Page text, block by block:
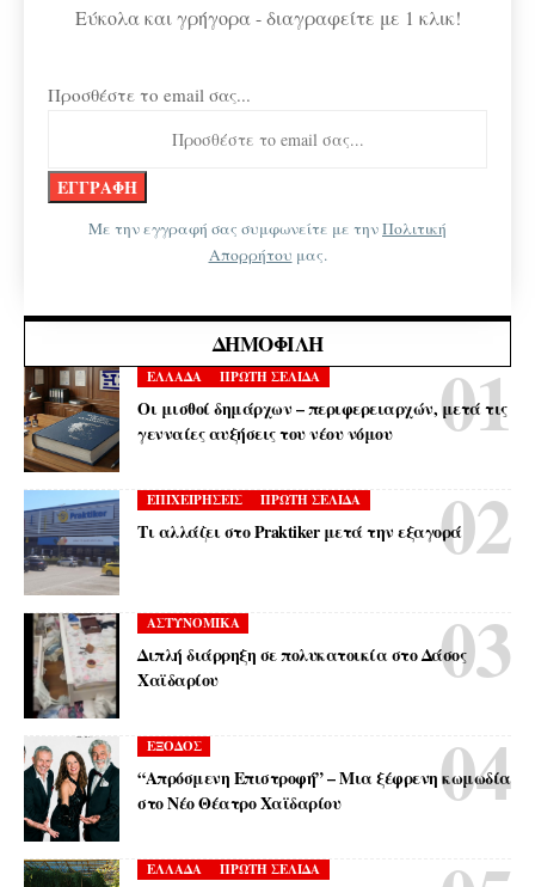
Εύκολα και γρήγορα - διαγραφείτε με 1 κλικ!
Προσθέστε το email σας...
Με την εγγραφή σας συμφωνείτε με τηνΠολιτική
Απορρήτου μας.
ΔΗΜΟΦΙΛΉ
ΕΛΛΑΔΑ ΠΡΩΤΗ ΣΕΛΙΔΑ
Οι μισθοί δημάρχων – περιφερειαρχών, μετά τις
γενναίες αυξήσεις του νέου νόμου
ΕΠΙΧΕΙΡΗΣΕΙΣ ΠΡΩΤΗ ΣΕΛΙΔΑ
Τι αλλάζει στο Praktiker μετά την εξαγορά
ΑΣΤΥΝΟΜΙΚΑ
Διπλή διάρρηξη σε πολυκατοικία στο Δάσος
Χαϊδαρίου
ΕΞΟΔΟΣ
“Απρόσμενη Επιστροφή” – Μια ξέφρενη κωμωδία
στο Νέο Θέατρο Χαϊδαρίου
ΕΛΛΑΔΑ ΠΡΩΤΗ ΣΕΛΙΔΑ